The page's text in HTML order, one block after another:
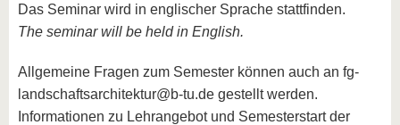
Das Seminar wird in englischer Sprache stattfinden.
The seminar will be held in English.
Allgemeine Fragen zum Semester können auch an fg-
landschaftsarchitektur@b-tu.de gestellt werden.
Informationen zu Lehrangebot und Semesterstart der